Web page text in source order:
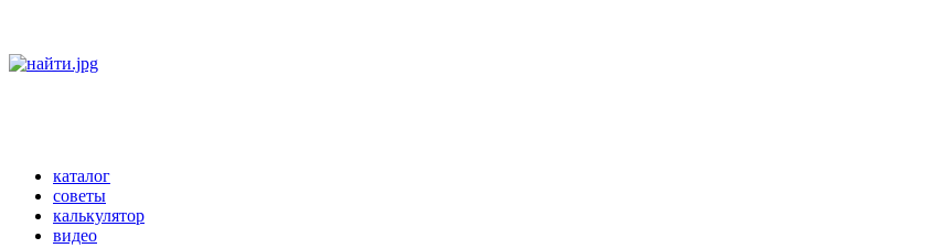
каталог
советы
калькулятор
видео